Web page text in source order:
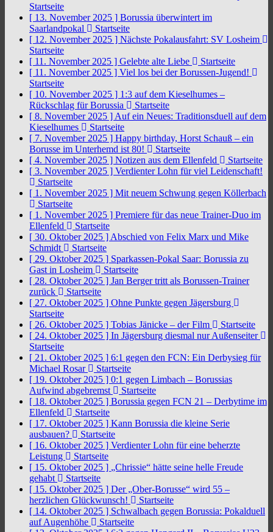
Startseite
[ 13. November 2025 ] Borussia überwintert im
Saarlandpokal
Startseite
[ 12. November 2025 ] Nächste Pokalausfahrt: SV Losheim
Startseite
[ 11. November 2025 ] Gelebte alte Liebe
Startseite
[ 11. November 2025 ] Viel los bei der Borussen-Jugend!
Startseite
[ 10. November 2025 ] 1:3 auf dem Kieselhumes –
Rückschlag für Borussia
Startseite
[ 8. November 2025 ] Auf ein Neues: Traditionsduell auf dem
Kieselhumes
Startseite
[ 7. November 2025 ] Happy birthday, Horst Schauß – ein
Borusse im Unterhemd ist 80!
Startseite
[ 4. November 2025 ] Notizen aus dem Ellenfeld
Startseite
[ 3. November 2025 ] Verdienter Lohn für viel Leidenschaft!
Startseite
[ 1. November 2025 ] Mit neuem Schwung gegen Köllerbach
Startseite
[ 1. November 2025 ] Premiere für das neue Trainer-Duo im
Ellenfeld
Startseite
[ 30. Oktober 2025 ] Abschied von Felix Marx und Mike
Schmidt
Startseite
[ 29. Oktober 2025 ] Sparkassen-Pokal Saar: Borussia zu
Gast in Losheim
Startseite
[ 28. Oktober 2025 ] Jan Berger tritt als Borussen-Trainer
zurück
Startseite
[ 27. Oktober 2025 ] Ohne Punkte gegen Jägersburg
Startseite
[ 26. Oktober 2025 ] Tobias Jänicke – der Film
Startseite
[ 24. Oktober 2025 ] In Jägersburg diesmal nur Außenseiter
Startseite
[ 21. Oktober 2025 ] 6:1 gegen den FCN: Ein Derbysieg für
Michael Rosar
Startseite
[ 19. Oktober 2025 ] 0:1 gegen Limbach – Borussias
Aufwind abgebremst
Startseite
[ 18. Oktober 2025 ] Borussia gegen FCN 21 – Derbytime im
Ellenfeld
Startseite
[ 17. Oktober 2025 ] Kann Borussia die kleine Serie
ausbauen?
Startseite
[ 16. Oktober 2025 ] Verdienter Lohn für eine beherzte
Leistung
Startseite
[ 15. Oktober 2025 ] „Chrissie“ hätte seine helle Freude
gehabt
Startseite
[ 15. Oktober 2025 ] Der „Ober-Borusse“ wird 55 –
herzlichen Glückwunsch!
Startseite
[ 14. Oktober 2025 ] Schwalbach gegen Borussia: Pokalduell
auf Augenhöhe
Startseite